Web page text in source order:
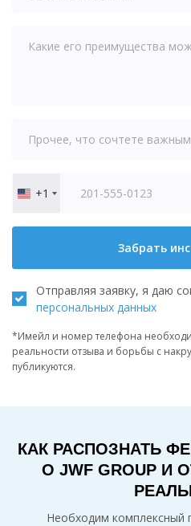
United
+1
Забрать
Отправляя заявку, я даю
персональных данных
*Имейл и номер телефона
реальности отзыва и борьбы с
публикуются.
КАК РАСПОЗНАТЬ
О JWF GROUP И
Необходим комплексный